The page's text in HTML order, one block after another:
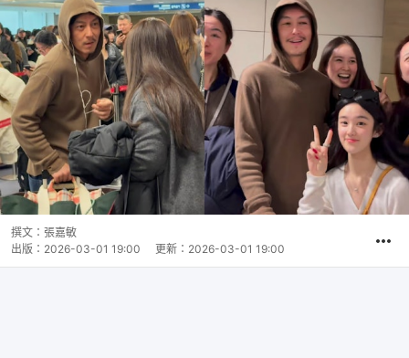
撰文： 張嘉敏
出版： 2026-03-01 19:00 更新： 2026-03-01 19:00